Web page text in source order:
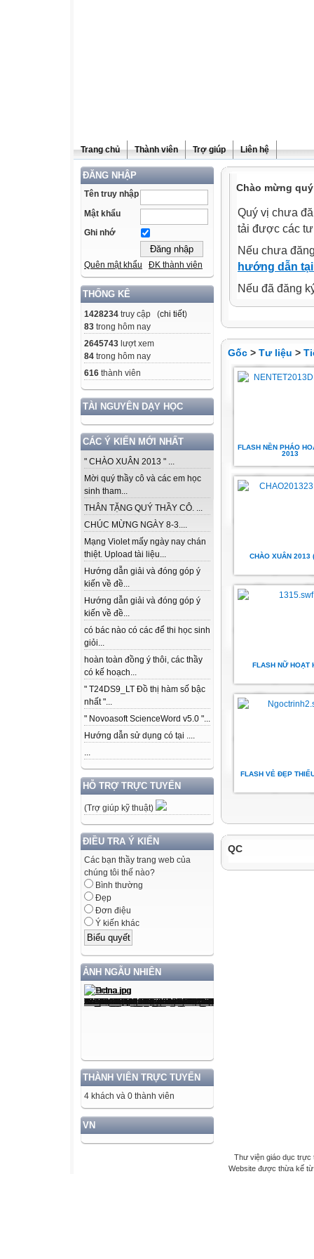
Trang chủ Thành viên Trợ giúp Liên hệ
ĐĂNG NHẬP
Tên truy nhập
Mật khẩu
Ghi nhớ
Quên mật khẩu ĐK thành viên
THỐNG KÊ
1428234 truy cập (chi tiết)
83 trong hôm nay
2645743 lượt xem
84 trong hôm nay
616 thành viên
TÀI NGUYÊN DẠY HỌC
CÁC Ý KIẾN MỚI NHẤT
" CHÀO XUÂN 2013 " ...
Mời quý thầy cô và các em học
sinh tham...
THÂN TẶNG QUÝ THẦY CÔ. ...
CHÚC MỪNG NGÀY 8-3....
Mạng Violet mấy ngày nay chán
thiệt. Upload tài liệu...
Hướng dẫn giải và đóng góp ý
kiến về đề...
Hướng dẫn giải và đóng góp ý
kiến về đề...
có bác nào có các để thi học sinh
giỏi...
hoàn toàn đồng ý thôi, các thầy
có kế hoạch...
" T24DS9_LT Đồ thị hàm số bậc
nhất "...
" Novoasoft ScienceWord v5.0 "...
Hướng dẫn sử dụng có tại ....
...
HỖ TRỢ TRỰC TUYẾN
(Trợ giúp kỹ thuật)
ĐIỀU TRA Ý KIẾN
Các bạn thầy trang web của
chúng tôi thế nào?
Bình thường
Đẹp
Đơn điệu
Ý kiến khác
ẢNH NGẪU NHIÊN
THÀNH VIÊN TRỰC TUYẾN
4 khách và 0 thành viên
VN
Chào mừng
Quý vị chưa
tải được các
Nếu chưa
hướng dẫn
Nếu đã đăng
Gốc > Tư liệu >
FLASH NỀN PHÁO
2013
CHÀO XUÂN 2013
FLASH NỮ HOẠT
FLASH VẺ ĐẸP
QC
Thư viện giáo dục trực
Website được thừa kế